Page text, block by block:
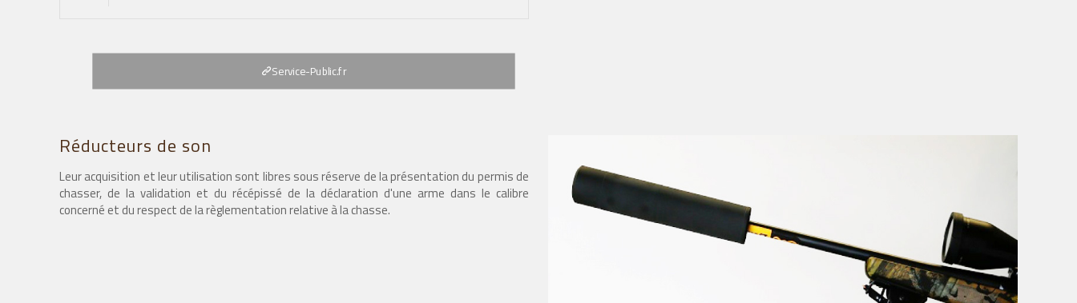
Service-Public.fr
Réducteurs de son
Leur acquisition et leur utilisation sont libres sous réserve de la présentation du permis de
chasser, de la validation et du récépissé de la déclaration d'une arme dans le calibre
concerné et du respect de la règlementation relative à la chasse.